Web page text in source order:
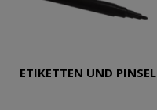
ETIKETTEN UND PINSEL